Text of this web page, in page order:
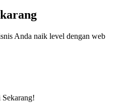
Anda naik level dengan web